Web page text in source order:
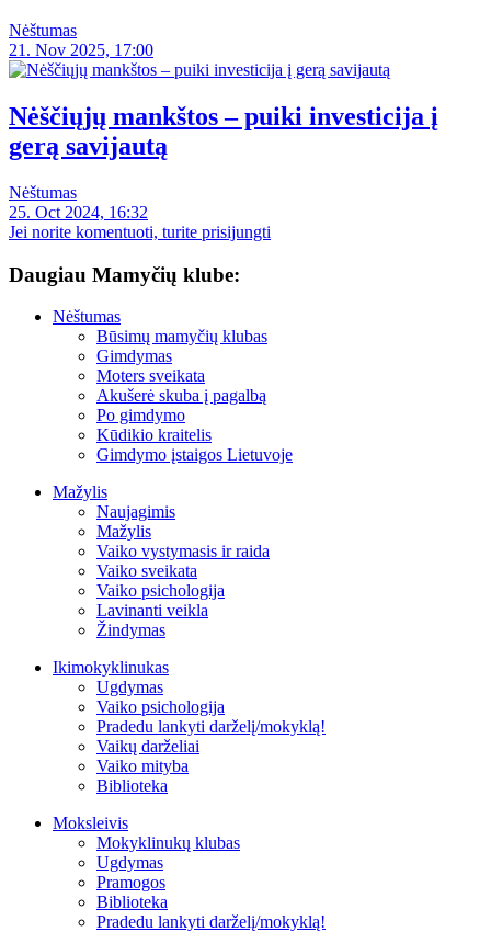
Nėštumas
21. Nov 2025, 17:00
Nėščiųjų mankštos – puiki investicija į
gerą savijautą
Nėštumas
25. Oct 2024, 16:32
Jei norite komentuoti, turite prisijungti
Daugiau Mamyčių klube:
Nėštumas
Būsimų mamyčių klubas
Gimdymas
Moters sveikata
Akušerė skuba į pagalbą
Po gimdymo
Kūdikio kraitelis
Gimdymo įstaigos Lietuvoje
Mažylis
Naujagimis
Mažylis
Vaiko vystymasis ir raida
Vaiko sveikata
Vaiko psichologija
Lavinanti veikla
Žindymas
Ikimokyklinukas
Ugdymas
Vaiko psichologija
Pradedu lankyti darželį/mokyklą!
Vaikų darželiai
Vaiko mityba
Biblioteka
Moksleivis
Mokyklinukų klubas
Ugdymas
Pramogos
Biblioteka
Pradedu lankyti darželį/mokyklą!